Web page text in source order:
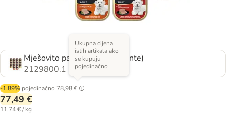
Mješovito pakiranje I (4 varijante)
2129800.1
-1.89% pojedinačno 78,98 €
Ukupna cijena
istih artikala ako
se kupuju
pojedinačno
77,49 €
11,74 € / kg